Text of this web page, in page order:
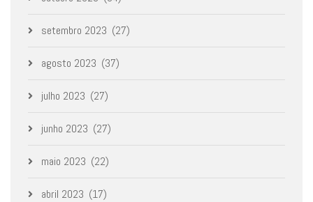
setembro 2023 (27)
agosto 2023 (37)
julho 2023 (27)
junho 2023 (27)
maio 2023 (22)
abril 2023 (17)